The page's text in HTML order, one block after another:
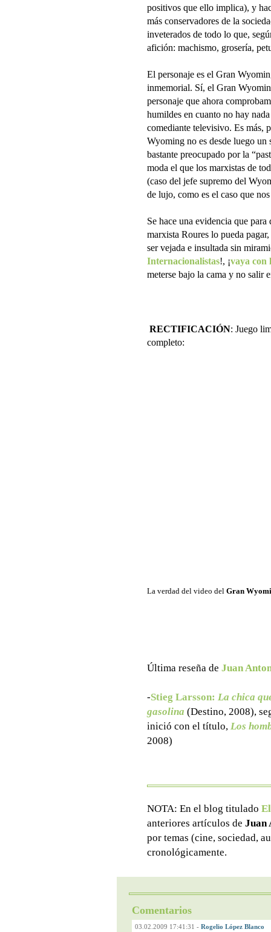
positivos que ello implica), y
más conservadores de la
inveterados de todo lo que,
afición: machismo, grosería,
El personaje es el Gran
inmemorial. Sí, el Gran
personaje que ahora
humildes en cuanto no hay
comediante televisivo. Es más,
Wyoming no es desde luego un
bastante preocupado por la
moda el que los marxistas de
(caso del jefe supremo del
de lujo, como es el caso que
Se hace una evidencia que
marxista Roures lo pueda
ser vejada e insultada sin
Internacionalistas!, ¡vaya con
meterse bajo la cama y no salir
RECTIFICACIÓN: Juego
completo:
La verdad del video del Gran
Última reseña de Juan
-Stieg Larsson: La chica
gasolina (Destino, 2008),
inició con el título, Los
2008)
NOTA: En el blog titulado
anteriores artículos de Juan
por temas (cine, sociedad,
cronológicamente.
Comentarios
03.02.2009 17:41:31 - Rogelio López Blanco